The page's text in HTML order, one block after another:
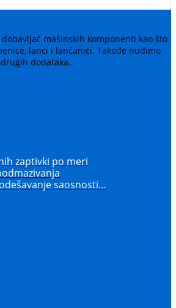
mašinskih komponenti kao što
lanci i lančanici. Takođe nudimo
dodataka.
zaptivki po meri
saosnosti…